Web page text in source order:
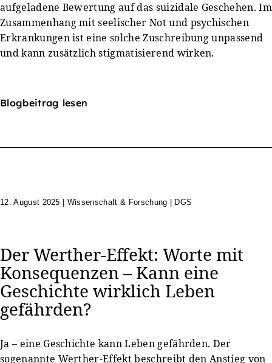
aufgeladene Bewertung auf das suizidale Geschehen. Im
Zusammenhang mit seelischer Not und psychischen
Erkrankungen ist eine solche Zuschreibung unpassend
und kann zusätzlich stigmatisierend wirken.
Blogbeitrag lesen
12. August 2025 Wissenschaft & Forschung | DGS
Der Werther-Effekt: Worte mit
Konsequenzen – Kann eine
Geschichte wirklich Leben
gefährden?
Ja – eine Geschichte kann Leben gefährden. Der
sogenannte Werther-Effekt beschreibt den Anstieg von